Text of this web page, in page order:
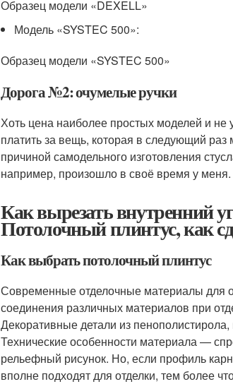
Образец модели «DEXELL»
Модель «SYSTEC 500»:
Образец модели «SYSTEC 500»
Дорога №2: очумелые ручки
Хоть цена наиболее простых моделей и не
платить за вещь, которая в следующий
причиной самодельного изготовления
например, произошло в своё время у меня.
Как вырезать внутренний
Потолочный плинтус, как
Как выбрать потолочный плинтус
Современные отделочные материалы для
соединения различных материалов при
Декоративные детали из
Технические особенности материала —
рельефный рисунок. Но, если профиль
вполне подходят для отделки, тем более